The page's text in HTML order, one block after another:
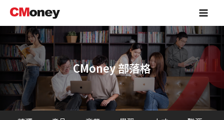
主
容
Main
CMoney 部落格
尋